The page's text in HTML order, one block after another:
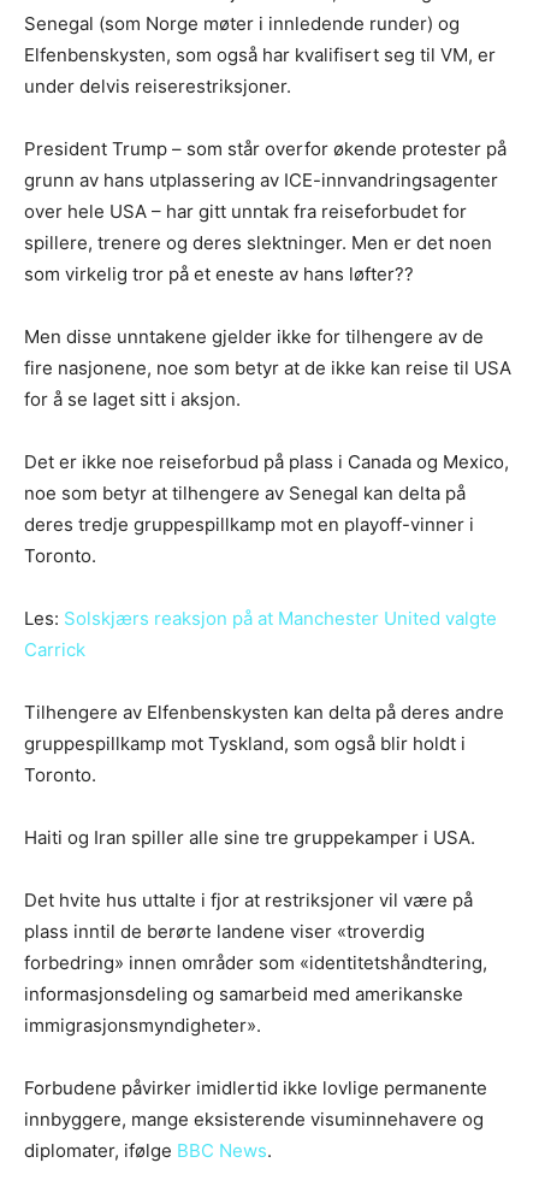
Senegal (som Norge møter i innledende runder) og
Elfenbenskysten, som også har kvalifisert seg til VM, er
under delvis reiserestriksjoner.
President Trump – som står overfor økende protester på
grunn av hans utplassering av ICE-innvandringsagenter
over hele USA – har gitt unntak fra reiseforbudet for
spillere, trenere og deres slektninger. Men er det noen
som virkelig tror på et eneste av hans løfter??
Men disse unntakene gjelder ikke for tilhengere av de
fire nasjonene, noe som betyr at de ikke kan reise til USA
for å se laget sitt i aksjon.
Det er ikke noe reiseforbud på plass i Canada og Mexico,
noe som betyr at tilhengere av Senegal kan delta på
deres tredje gruppespillkamp mot en playoff-vinner i
Toronto.
Les: Solskjærs reaksjon på at Manchester United valgte
Carrick
Tilhengere av Elfenbenskysten kan delta på deres andre
gruppespillkamp mot Tyskland, som også blir holdt i
Toronto.
Haiti og Iran spiller alle sine tre gruppekamper i USA.
Det hvite hus uttalte i fjor at restriksjoner vil være på
plass inntil de berørte landene viser «troverdig
forbedring» innen områder som «identitetshåndtering,
informasjonsdeling og samarbeid med amerikanske
immigrasjonsmyndigheter».
Forbudene påvirker imidlertid ikke lovlige permanente
innbyggere, mange eksisterende visuminnehavere og
diplomater, ifølge BBC News.